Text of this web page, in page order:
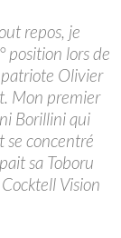
repos, je
position lors de
Olivier
Mon premier
Borillini qui
se concentré
sa Toboru
Vision